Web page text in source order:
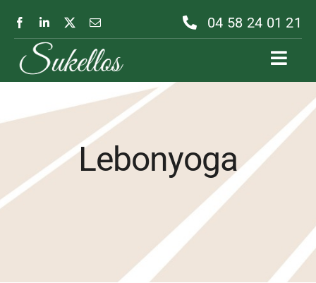
contenu
04 58 24 01 21
Lebonyoga